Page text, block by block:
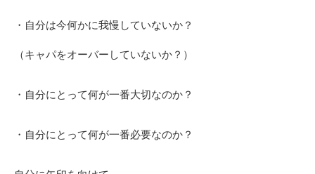
・自分は今何かに我慢していないか？
（キャパをオーバーしていないか？）
・自分にとって何が一番大切なのか？
・自分にとって何が一番必要なのか？